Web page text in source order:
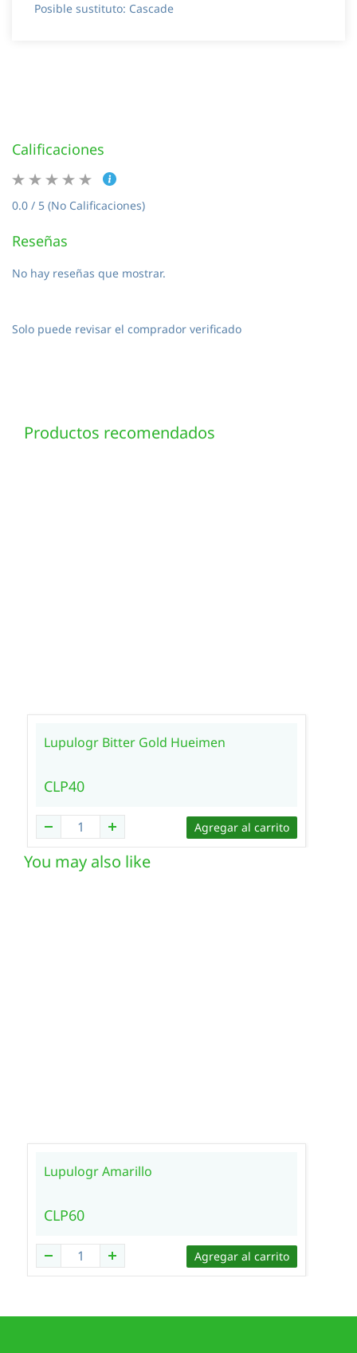
Posible sustituto: Cascade
Calificaciones
0.0 / 5 (No Calificaciones)
Reseñas
No hay reseñas que mostrar.
Solo puede revisar el comprador verificado
Productos recomendados
Lupulogr Bitter Gold Hueimen
CLP40
Agregar al carrito
You may also like
Lupulogr Amarillo
CLP60
Agregar al carrito